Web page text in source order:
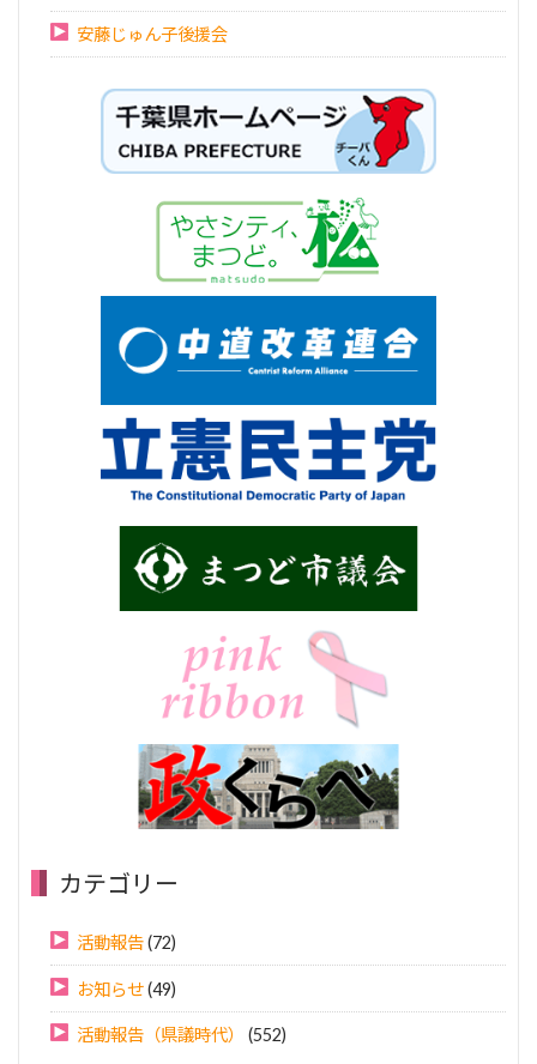
安藤じゅん子後援会
カテゴリー
活動報告(72)
お知らせ(49)
活動報告（県議時代） (552)